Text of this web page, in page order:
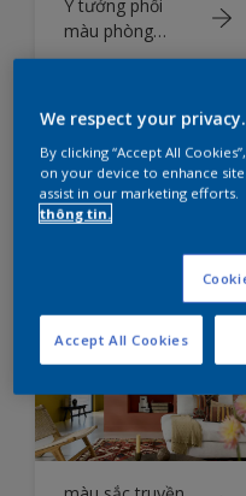
Ý tưởng phối
màu phòng
khách sử dụng
We respect your privacy.
By clicking “Accept All
on your device to enhance site
assist in our marketing efforts.
thông tin.
Accept All Cookies